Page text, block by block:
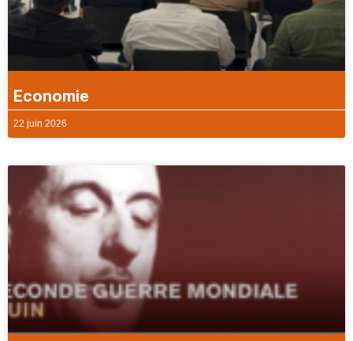
Economie
22 juin 2026